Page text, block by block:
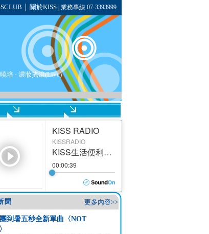
關於KISS| 業務專線 07-3393999
培- 濃妝搖滾(Live)
更多內容>>
聞
到暑五秒全新單曲〈NOT